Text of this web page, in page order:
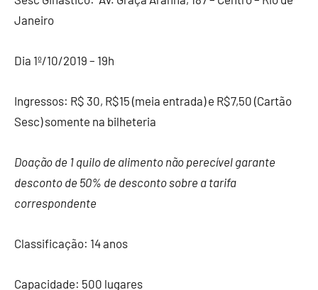
Janeiro
Dia 1º/10/2019 – 19h
Ingressos: R$ 30, R$15 (meia entrada) e R$7,50 (Cartão
Sesc) somente na bilheteria
Doação de 1 quilo de alimento não perecível garante
desconto de 50% de desconto sobre a tarifa
correspondente
Classificação: 14 anos
Capacidade: 500 lugares